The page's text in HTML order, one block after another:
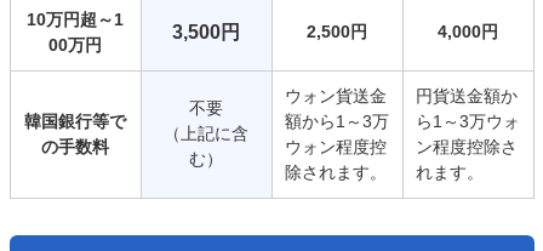
10万円超～1
00万円
3,500円 2,500円 4,000円
韓国銀行等で
の手数料
不要
（上記に含
む）
ウォン貨送金
額から1～3万
ウォン程度控
除されます。
円貨送金額か
ら1～3万ウォ
ン程度控除さ
れます。